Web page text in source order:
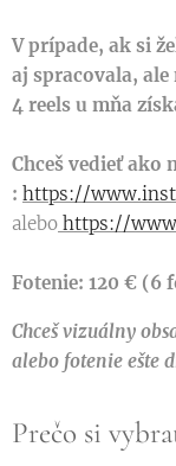
V prípade, ak si
aj spracovala,
4 reels u mňa
Chceš vedieť ako
: https://
alebo https://
Fotenie: 120 € (6
Chceš vizuálny
alebo fotenie ešte
Prečo si